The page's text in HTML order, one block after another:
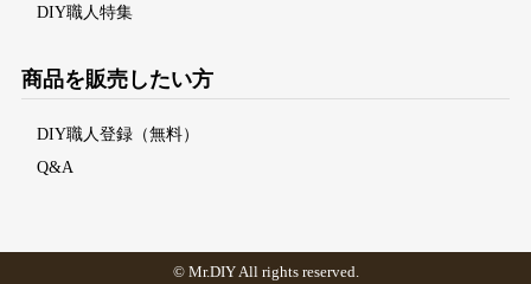
DIY職人特集
商品を販売したい方
DIY職人登録（無料）
Q&A
© Mr.DIY All rights reserved.